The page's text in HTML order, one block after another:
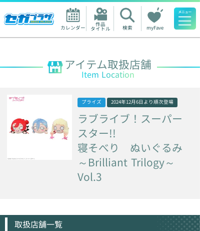
カレンダー 作品
タイトル 検索 myFave
人気ワード
アイテム取扱店舗
Item Location
プライズ 2024年12月6日 より順次登場
ラブライブ！スーパー
スター!!
寝そべり
ぬいぐるみ
～Brilliant Trilogy～
Vol.3
取扱店舗一覧